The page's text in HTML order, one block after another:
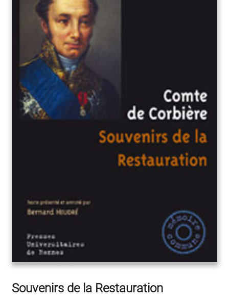
Souvenirs de la Restauration